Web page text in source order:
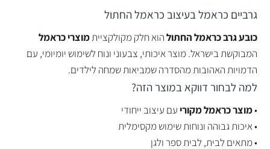
גרביים כראמל בעיצוב כראמל החתול
כובע גרב כראמל החתולהוא חלק מקולקצייתמוצרי כראמל
המבוקשת בישראל. מוצר איכותי, צבעוני ונוח לשימוש יומיומי, עם
הדמויות האהובות מהסדרה שמביאות שמחה לילדים.
למה לבחור דווקא במוצר הזה?
•מוצר כראמל מקורי עם עיצוב ייחודי
• איכות גבוהה ונוחות שימוש מקסימלית
• מתאים לבית, לבית ספר ולגן